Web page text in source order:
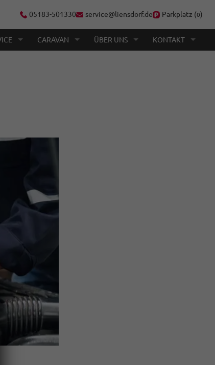
05183-501330 service@liensdorf.de Parkplatz (0)
CARAVAN ÜBER UNS KONTAKT